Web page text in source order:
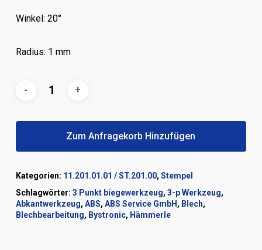
Winkel: 20°
Radius: 1 mm
Zum Anfragekorb Hinzufügen
Kategorien: 11.201.01.01 / ST.201.00, Stempel
Schlagwörter: 3 Punkt biegewerkzeug, 3-p Werkzeug,
Abkantwerkzeug, ABS, ABS Service GmbH , Blech,
Blechbearbeitung, Bystronic, Hämmerle